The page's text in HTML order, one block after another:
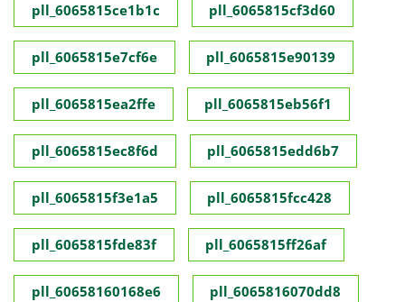
pll_6065815ce1b1c pll_6065815cf3d60
pll_6065815e7cf6e pll_6065815e90139
pll_6065815ea2ffe pll_6065815eb56f1
pll_6065815ec8f6d pll_6065815edd6b7
pll_6065815f3e1a5 pll_6065815fcc428
pll_6065815fde83f pll_6065815ff26af
pll_60658160168e6 pll_6065816070dd8